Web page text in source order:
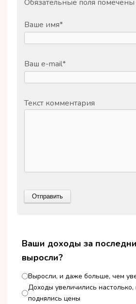
Обязательные поля помечены
Ваше имя*
Ваш e-mail*
Текст комментария
Ваши доходы за
выросли?
Выросли, и даже больше, чем
Доходы увеличились настолько,
поднялись цены